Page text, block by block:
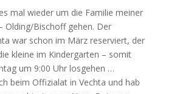
mal wieder um die Familie meiner
Olding/Bischoff gehen. Der
war schon im März reserviert, der
kleine im Kindergarten – somit
um 9:00 Uhr losgehen …
beim Offizialat in Vechta und hab